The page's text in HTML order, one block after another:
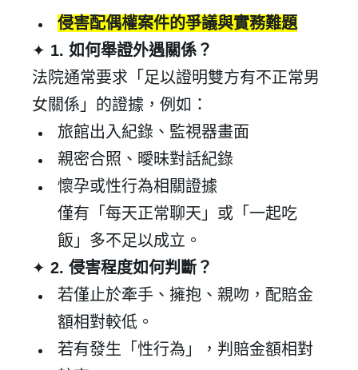
會員登入
侵害配偶權案件的爭議與實務難題
✦ 1. 如何舉證外遇關係？
法院通常要求「足以證明雙方有不正常男
女關係」的證據，例如：
旅館出入紀錄、監視器畫面
親密合照、曖昧對話紀錄
懷孕或性行為相關證據
僅有「每天正常聊天」或「一起吃
飯」多不足以成立。
✦ 2. 侵害程度如何判斷？
若僅止於牽手、擁抱、親吻，配賠金
額相對較低。
若有發生「性行為」，判賠金額相對